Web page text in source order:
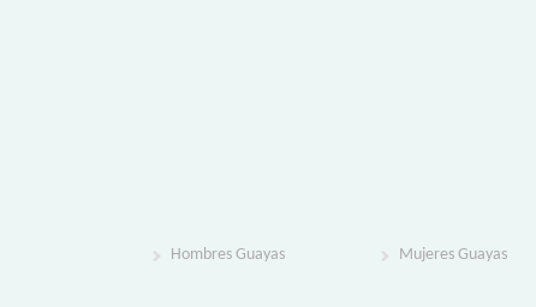
Hombres Guayas Mujeres Guayas